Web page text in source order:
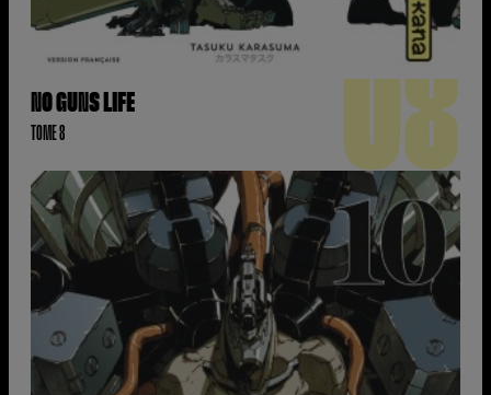
NO GUNS LIFE
TOME 8 08